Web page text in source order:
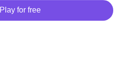
Play for free